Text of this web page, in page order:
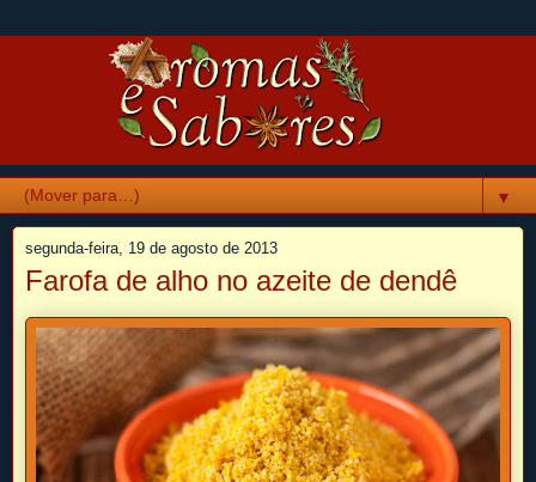
▼
segunda-feira, 19 de agosto de 2013
Farofa de alho no azeite de dendê